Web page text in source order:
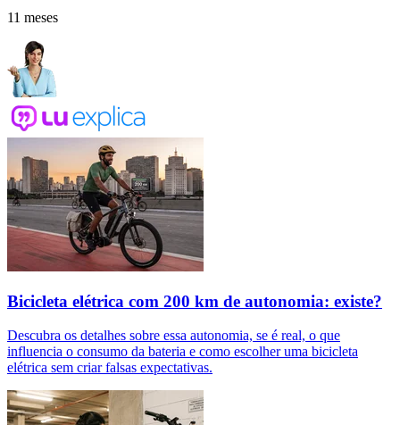
11 meses
Bicicleta elétrica com 200 km de autonomia: existe?
Descubra os detalhes sobre essa autonomia, se é real, o que
influencia o consumo da bateria e como escolher uma bicicleta
elétrica sem criar falsas expectativas.